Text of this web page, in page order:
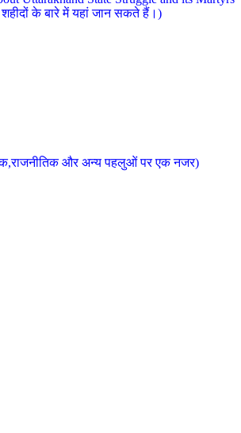
शहीदों के बारे में यहां जान सकते हैं।)
और अन्य पहलुओं पर एक नजर)